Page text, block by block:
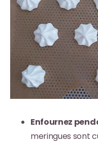
Enfournez
meringues sont